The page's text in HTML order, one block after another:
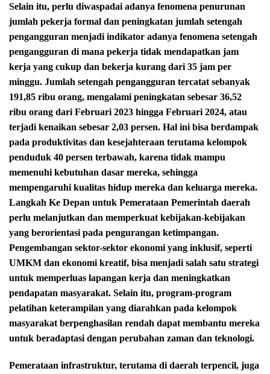
Selain itu, perlu diwaspadai adanya fenomena penurunan
jumlah pekerja formal dan peningkatan jumlah setengah
pengangguran menjadi indikator adanya fenomena setengah
pengangguran di mana pekerja tidak mendapatkan jam
kerja yang cukup dan bekerja kurang dari 35 jam per
minggu. Jumlah setengah pengangguran tercatat sebanyak
191,85 ribu orang, mengalami peningkatan sebesar 36,52
ribu orang dari Februari 2023 hingga Februari 2024, atau
terjadi kenaikan sebesar 2,03 persen. Hal ini bisa berdampak
pada produktivitas dan kesejahteraan terutama kelompok
penduduk 40 persen terbawah, karena tidak mampu
memenuhi kebutuhan dasar mereka, sehingga
mempengaruhi kualitas hidup mereka dan keluarga mereka.
Langkah Ke Depan untuk Pemerataan Pemerintah daerah
perlu melanjutkan dan memperkuat kebijakan-kebijakan
yang berorientasi pada pengurangan ketimpangan.
Pengembangan sektor-sektor ekonomi yang inklusif, seperti
UMKM dan ekonomi kreatif, bisa menjadi salah satu strategi
untuk memperluas lapangan kerja dan meningkatkan
pendapatan masyarakat. Selain itu, program-program
pelatihan keterampilan yang diarahkan pada kelompok
masyarakat berpenghasilan rendah dapat membantu mereka
untuk beradaptasi dengan perubahan zaman dan teknologi.
Pemerataan infrastruktur, terutama di daerah terpencil, juga